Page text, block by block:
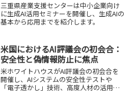
三重県産業支援センターは中小企業向け
に生成AI活用セミナーを開催し、生成AIの
基本から応用までを紹介します。
米国におけるAI評議会の初会合：
安全性と偽情報防止に焦点
米ホワイトハウスがAI評議会の初会合を
開催し、AIシステムの安全性テストや
「電子透かし」技術、高度人材の活用に